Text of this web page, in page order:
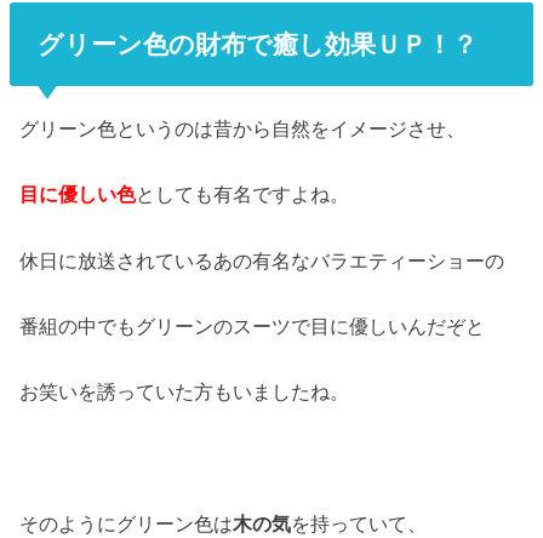
グリーン色の財布で癒し効果ＵＰ！？
グリーン色というのは昔から自然をイメージさせ、
目に優しい色としても有名ですよね。
休日に放送されているあの有名なバラエティーショーの
番組の中でもグリーンのスーツで目に優しいんだぞと
お笑いを誘っていた方もいましたね。
そのようにグリーン色は木の気を持っていて、